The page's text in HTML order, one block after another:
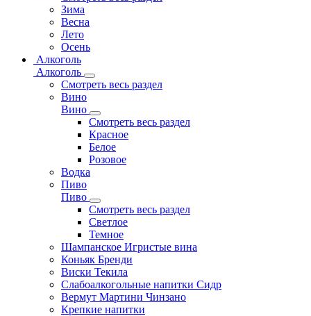
Зима
Весна
Лето
Осень
Алкоголь
Алкоголь
Смотреть весь раздел
Вино
Вино
Смотреть весь раздел
Красное
Белое
Розовое
Водка
Пиво
Пиво
Смотреть весь раздел
Cветлое
Темное
Шампанское Игристые вина
Коньяк Бренди
Виски Текила
Слабоалкогольные напитки Сидр
Вермут Мартини Чинзано
Крепкие напитки